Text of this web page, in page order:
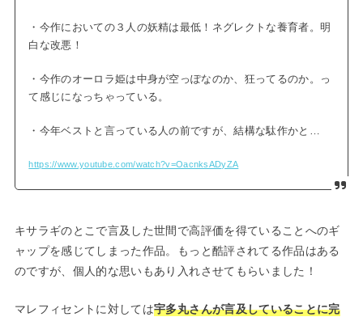
・今作においての３人の妖精は最低！ネグレクトな養育者。明
白な改悪！
・今作のオーロラ姫は中身が空っぽなのか、狂ってるのか。っ
て感じになっちゃっている。
・今年ベストと言っている人の前ですが、結構な駄作かと…
https://www.youtube.com/watch?v=OacnksADyZA
キサラギのとこで言及した世間で高評価を得ていることへのギ
ャップを感じてしまった作品。もっと酷評されてる作品はある
のですが、個人的な思いもあり入れさせてもらいました！
マレフィセントに対しては宇多丸さんが言及していることに完